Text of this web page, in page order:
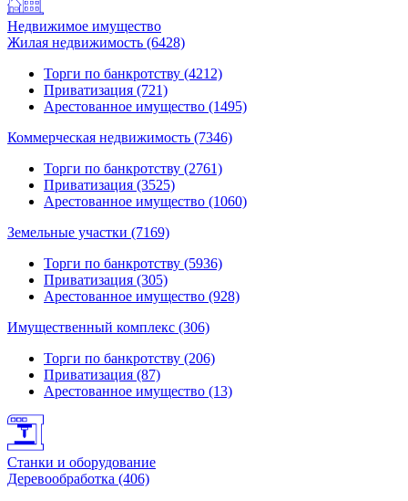
Недвижимое имущество
Жилая недвижимость (6428)
Торги по банкротству (4212)
Приватизация (721)
Арестованное имущество (1495)
Коммерческая недвижимость (7346)
Торги по банкротству (2761)
Приватизация (3525)
Арестованное имущество (1060)
Земельные участки (7169)
Торги по банкротству (5936)
Приватизация (305)
Арестованное имущество (928)
Имущественный комплекс (306)
Торги по банкротству (206)
Приватизация (87)
Арестованное имущество (13)
Станки и оборудование
Деревообработка (406)